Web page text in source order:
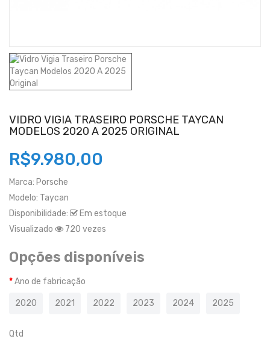
VIDRO VIGIA TRASEIRO PORSCHE TAYCAN
MODELOS 2020 A 2025 ORIGINAL
R$9.980,00
Marca: Porsche
Modelo: Taycan
Disponibilidade:
Em estoque
Visualizado
720 vezes
Opções disponíveis
Ano de fabricação
2020 2021 2022 2023 2024 2025
Qtd